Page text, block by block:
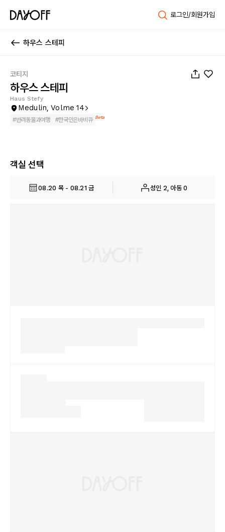
로그인/회원가입
하우스 스테피
코티지
하우스 스테피
Haus Stefy
Medulin, Volme 14
#반려동물과여행 #한국인은바비큐 Beta
객실 선택
08.20 목 - 08.21 금 성인 2, 아동 0